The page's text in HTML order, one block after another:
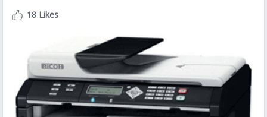
18 Likes